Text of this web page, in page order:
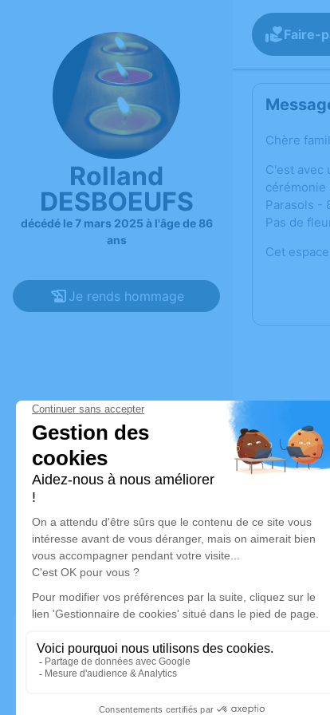
Rolland
DESBOEUFS
décédé le 7 mars 2025 à l'âge de 86
ans
Je rends hommage
Faire-
Chère
C'est avec
cérémonie
Parasols -
Pas de
Cet
Le